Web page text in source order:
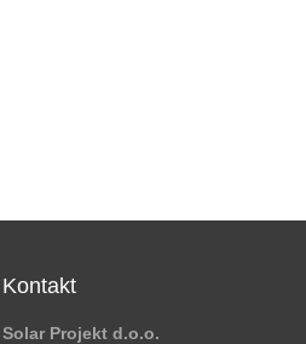
Kontakt
Solar Projekt d.o.o.